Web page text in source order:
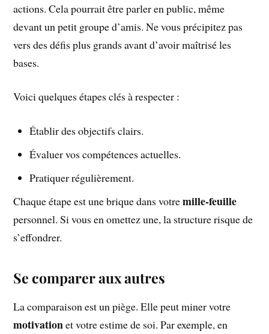
actions. Cela pourrait être parler en public, même
devant un petit groupe d’amis. Ne vous précipitez pas
vers des défis plus grands avant d’avoir maîtrisé les
bases.
Voici quelques étapes clés à respecter :
Établir des objectifs clairs.
Évaluer vos compétences actuelles.
Pratiquer régulièrement.
Chaque étape est une brique dans votremille-feuille
personnel. Si vous en omettez une, la structure risque de
s’effondrer.
Se comparer aux autres
La comparaison est un piège. Elle peut miner votre
motivationet votre estime de soi. Par exemple, en